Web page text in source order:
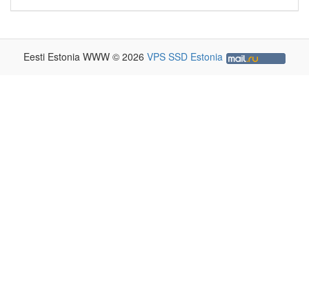
Eesti Estonia WWW © 2026 VPS SSD Estonia